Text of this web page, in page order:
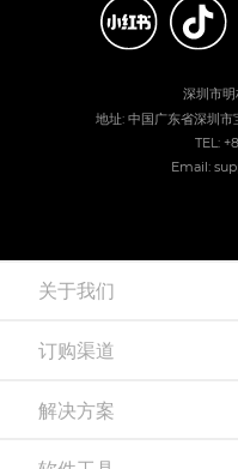
深圳市明
地址: 中国广东省深圳
TEL:
Email:
关于我们
订购渠道
解决方案